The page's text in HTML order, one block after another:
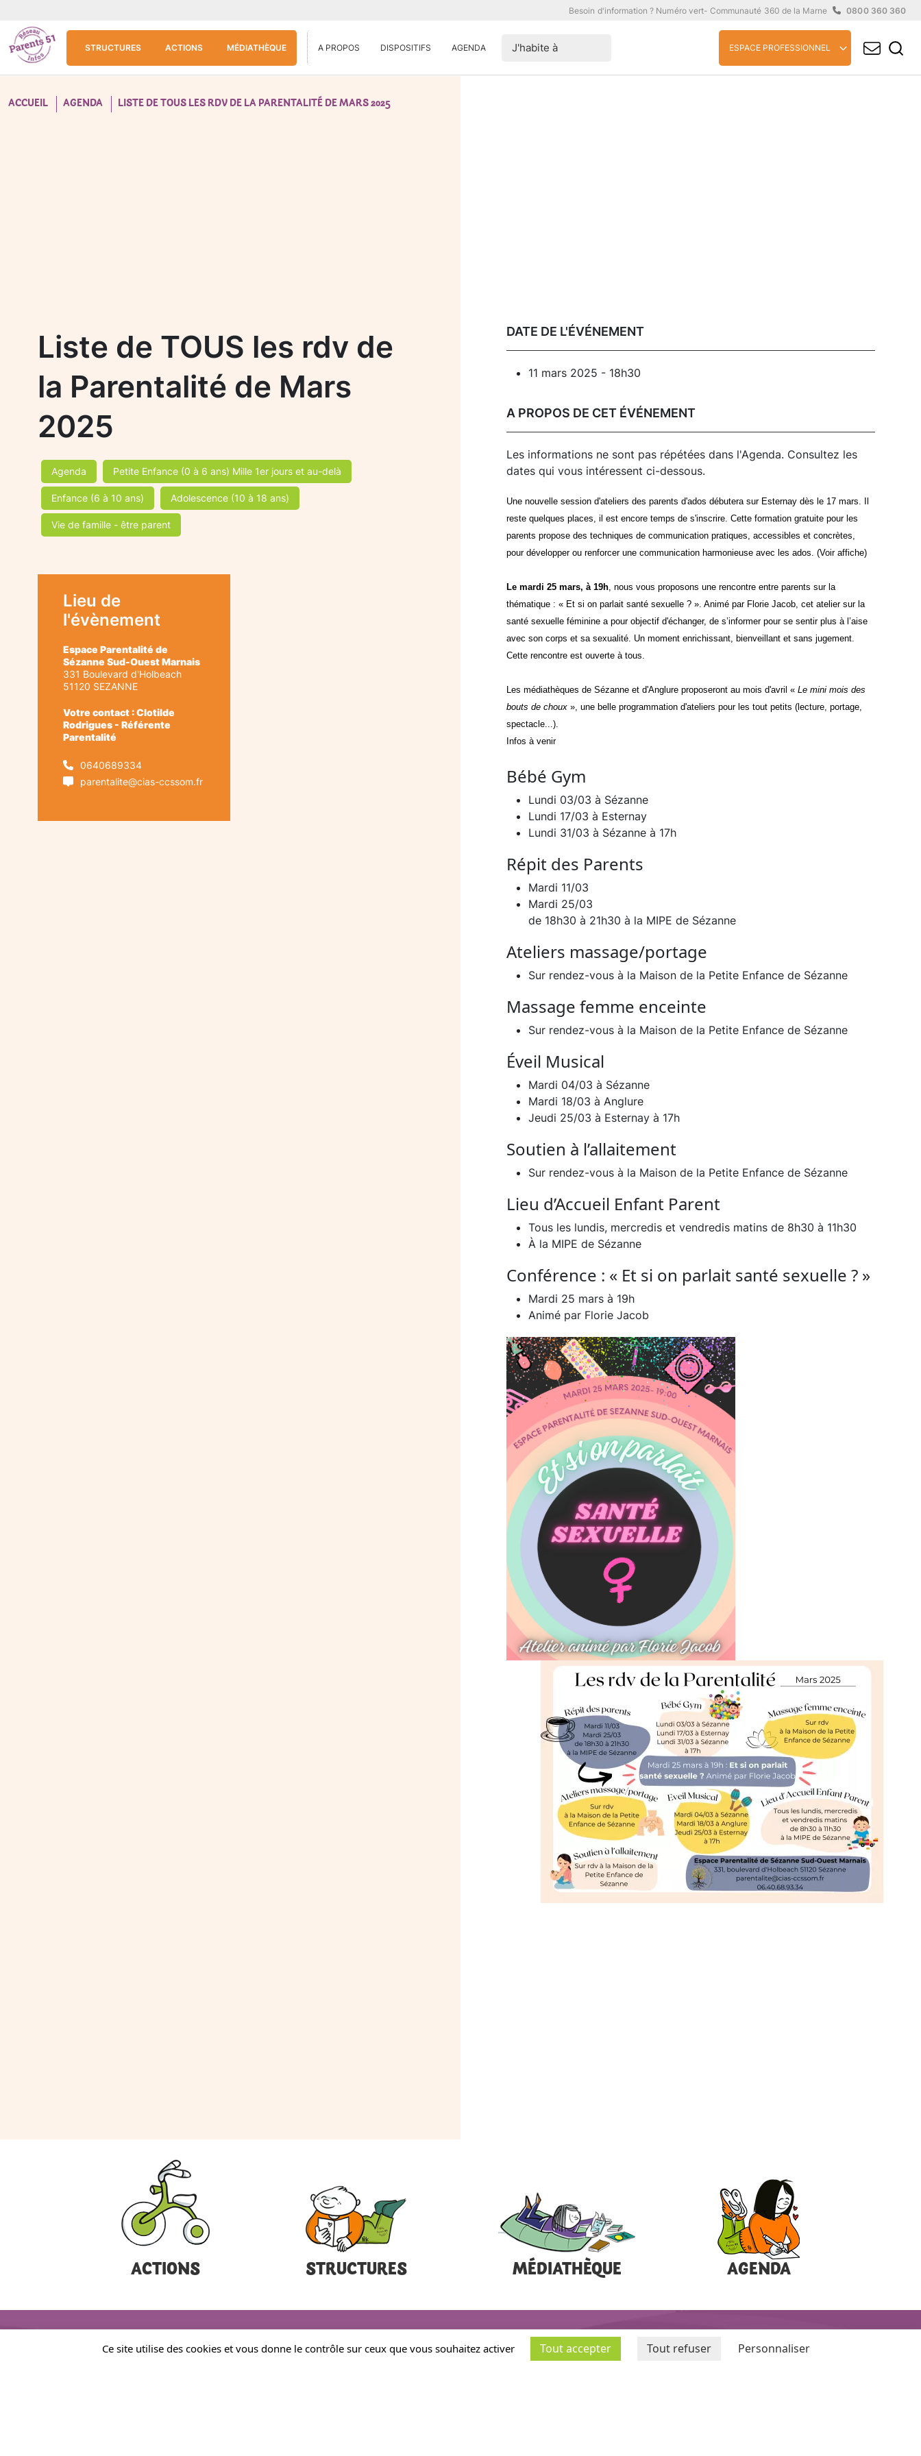
Besoin d'information ? Numéro vert- Communauté 360 de la Marne 0800 360 360
STRUCTURES ACTIONS MÉDIATHÈQUE A PROPOS DISPOSITIFS AGENDA ESPACE PROFESSIONNEL
J'habite à
ACCUEIL AGENDA LISTE DE TOUS LES RDV DE LA PARENTALITÉ DE MARS 2025
Liste de TOUS les rdv de
la Parentalité de Mars
2025
Agenda Petite Enfance (0 à 6 ans) Mille 1er jours et au-delà
Enfance (6 à 10 ans) Adolescence (10 à 18 ans)
Vie de famille - être parent
Lieu de
l'évènement
Espace Parentalité de
Sézanne Sud-Ouest Marnais
331 Boulevard d'Holbeach
51120 SEZANNE
Votre contact : Clotilde
Rodrigues - Référente
Parentalité
0640689334
parentalite@cias-ccssom.fr
DATE DE L'ÉVÉNEMENT
11 mars 2025 - 18h30
A PROPOS DE CET ÉVÉNEMENT
Les informations ne sont pas répétées dans l'Agenda. Consultez les
dates qui vous intéressent ci-dessous.
Une nouvelle session d'ateliers des parents d'ados débutera sur Esternay dès le 17 mars. Il
reste quelques places, il est encore temps de s'inscrire. Cette formation gratuite pour les
parents propose des techniques de communication pratiques, accessibles et concrètes,
pour développer ou renforcer une communication harmonieuse avec les ados. (Voir affiche)
Le mardi 25 mars, à 19h , nous vous proposons une rencontre entre parents sur la
thématique : « Et si on parlait santé sexuelle ? ». Animé par Florie Jacob,cetatelier sur la
santé sexuelle féminine a pour objectif d'échanger, de s’informer pour se sentir plus à l’aise
avec son corps et sa sexualité. Un moment enrichissant, bienveillant et sans jugement.
Cette rencontre est ouverte à tous.
Les médiathèques de Sézanne et d'Anglure proposeront au mois d'avril «Le mini mois des
bouts de choux», une belle programmation d'ateliers pour les tout petits (lecture, portage,
spectacle...).
Infos à venir
Bébé Gym
Lundi 03/03 à Sézanne
Lundi 17/03 à Esternay
Lundi 31/03 à Sézanne à 17h
Répit des Parents
Mardi 11/03
Mardi 25/03
de 18h30 à 21h30 à la MIPE de Sézanne
Ateliers massage/portage
Sur rendez-vous à la Maison de la Petite Enfance de Sézanne
Massage femme enceinte
Sur rendez-vous à la Maison de la Petite Enfance de Sézanne
Éveil Musical
Mardi 04/03 à Sézanne
Mardi 18/03 à Anglure
Jeudi 25/03 à Esternay à 17h
Soutien à l’allaitement
Sur rendez-vous à la Maison de la Petite Enfance de Sézanne
Lieu d’Accueil Enfant Parent
Tous les lundis, mercredis et vendredis matins de 8h30 à 11h30
À la MIPE de Sézanne
Conférence : « Et si on parlait santé sexuelle ? »
Mardi 25 mars à 19h
Animé par Florie Jacob
ACTIONS STRUCTURES MÉDIATHÈQUE AGENDA
Ce site utilise des cookies et vous donne le contrôle sur ceux que vous souhaitez activer Tout accepter Tout refuser Personnaliser